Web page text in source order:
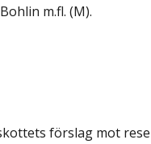
m.fl. (M).
förslag mot